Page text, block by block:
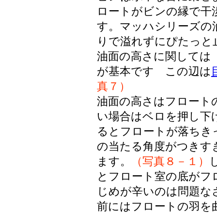
ロートがビンの縁で
す。マッハシリーズの
りで溢れずにぴたっ
油面の高さに関して
が基本です この辺は
真７）
油面の高さはフロート
い場合はベロを押し
るとフロートが落ち
の当たる角度がつき
ます。
（写真８－１）
とフロート室の底が
じめが辛いのは問題な
前にはフロートの羽を